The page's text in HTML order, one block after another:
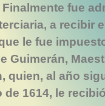
fue
a recibir
le fue
Guimerán,
quien, al año
de 1614, le